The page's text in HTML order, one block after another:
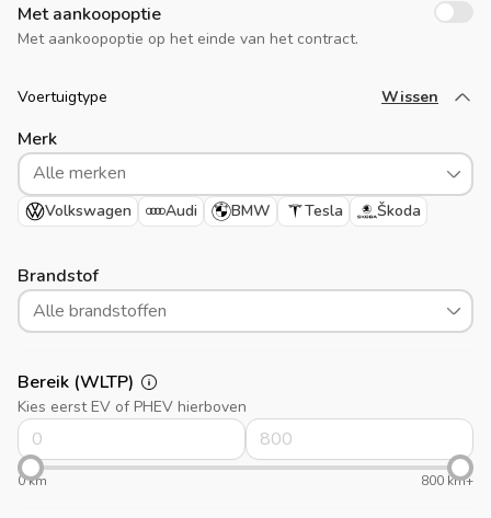
Met aankoopoptie
Met aankoopoptie op het einde van het contract.
Voertuigtype Wissen
Laad meer
Merk
Alle merken
Volkswagen Audi BMW Tesla Škoda
Brandstof
Alle brandstoffen
Bereik (WLTP)
Kies eerst EV of PHEV hierboven
0 km 800 km+